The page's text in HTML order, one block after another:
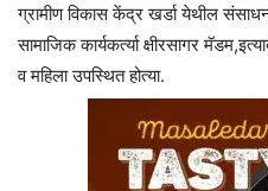
ग्रामीण विकास केंद्र खर्डा येथील
सामाजिक कार्यकर्त्या क्षीरसागर
व महिला उपस्थित होत्या.